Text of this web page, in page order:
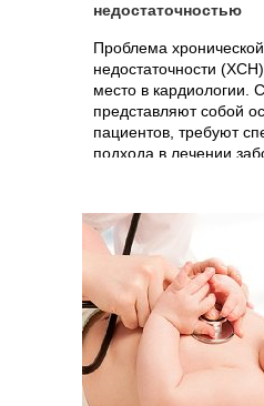
недостаточностью
Проблема
недостаточности
место в
представляют собой
пациентов, требуют
подхода в лечении